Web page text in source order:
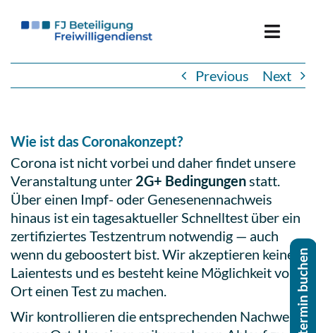
Toggle
Freiwillige*r werden
Über uns
Previous Next
Wie ist das Coronakonzept?
Corona ist nicht vorbei und daher findet unsere
Ver­an­stal­tung unter 2G+ Bedin­gun­genstatt.
Über einen Impf- oder Gene­se­nen­nach­weis
hinaus ist ein tages­ak­tu­el­ler Schnell­test über ein
zer­ti­fi­zier­tes Test­zen­trum not­wen­dig — auch
wenn du geboos­tert bist. Wir akzep­tie­ren keine
Lai­en­tests und es besteht keine Mög­lich­keit vor
Ort einen Test zu machen.
Wir kon­trol­lie­ren die ent­spre­chen­den Nach­wei­